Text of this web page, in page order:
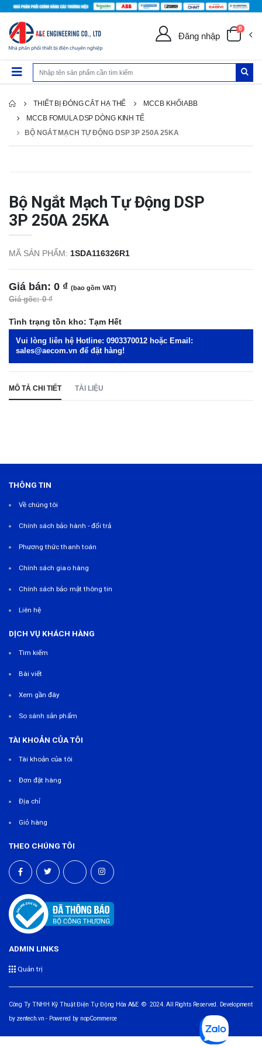
Đăng nhập
0
THIẾT BỊ ĐÓNG CẮT HẠ THẾ
MCCB KHỐI ABB
MCCB FOMULA DSP DÒNG KINH TẾ
BỘ NGẮT MẠCH TỰ ĐỘNG DSP 3P 250A 25KA
Bộ Ngắt Mạch Tự Động DSP
3P 250A 25KA
MÃ SẢN PHẨM: 1SDA116326R1
Giá bán: 0 ₫ (bao gồm VAT)
Giá gốc: 0 ₫
Tình trạng tồn kho: Tạm Hết
Vui lòng liên hệ Hotline: 0903370012 hoặc Email:
sales@aecom.vn để đặt hàng!
MÔ TẢ CHI TIẾT TÀI LIỆU
THÔNG TIN
Về chúng tôi
Chính sách bảo hành - đổi trả
Phương thức thanh toán
Chính sách giao hàng
Chính sách bảo mật thông tin
Liên hệ
DỊCH VỤ KHÁCH HÀNG
Tìm kiếm
Bài viết
Xem gần đây
So sánh sản phẩm
TÀI KHOẢN CỦA TÔI
Tài khoản của tôi
Đơn đặt hàng
Địa chỉ
Giỏ hàng
THEO CHÚNG TÔI
ADMIN LINKS
Quản trị
Công Ty TNHH Kỹ Thuật Điện Tự Động Hóa A&E © 2024. All Rights Reserved. Development
by zentech.vn - Powered by nopCommerce